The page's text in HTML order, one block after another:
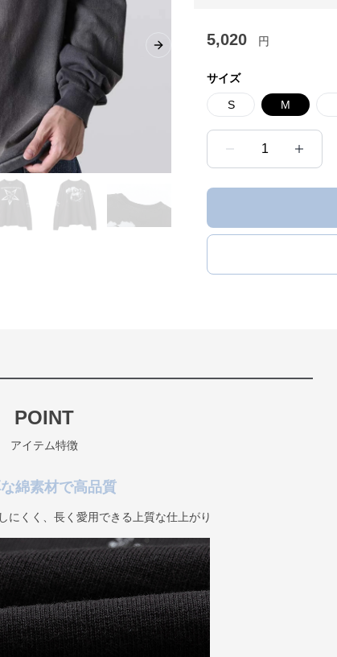
Next slide
5,020 円
サイズ
S M
1
POINT
アイテム特徴
綿素材で高品質
にくく、長く愛用できる上質な仕上がり